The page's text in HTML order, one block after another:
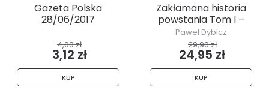
Gazeta Polska
28/06/2017
4,00 zł
3,12 zł
KUP
Zakłamana historia
powstania Tom I –
Kto...
Paweł Dybicz
29,90 zł
24,95 zł
KUP